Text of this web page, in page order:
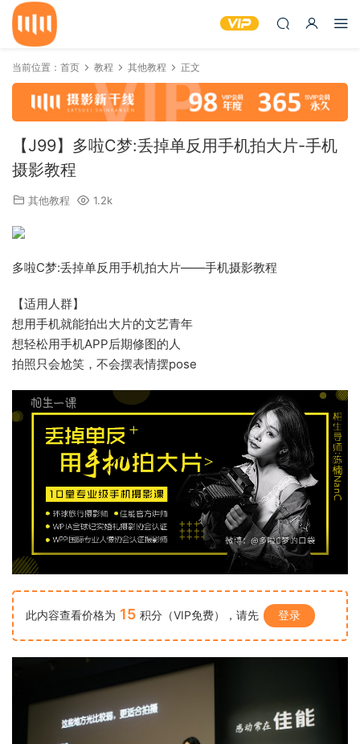
当前位置： 首页 教程 其他教程 正文
【J99】多啦C梦:丢掉单反用手机拍大片-手机
摄影教程
其他教程 1.2k
多啦C梦:丢掉单反用手机拍大片——手机摄影教程
【适用人群】
想用手机就能拍出大片的文艺青年
想轻松用手机APP后期修图的人
拍照只会尬笑，不会摆表情摆pose
此内容查看价格为 15 积分（VIP免费），请先 登录